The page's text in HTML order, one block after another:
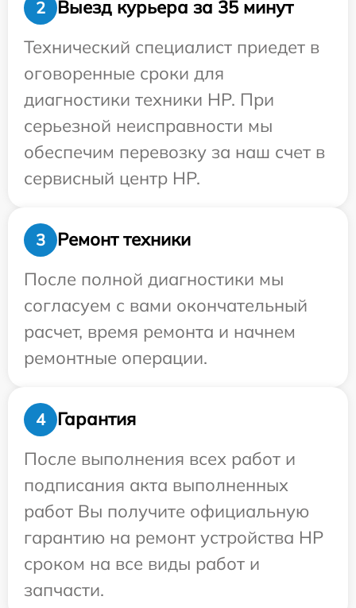
2
Выезд курьера за 35 минут
Технический специалист приедет в
оговоренные сроки для
диагностики техники HP. При
серьезной неисправности мы
обеспечим перевозку за наш счет в
сервисный центр HP.
3
Ремонт техники
После полной диагностики мы
согласуем с вами окончательный
расчет, время ремонта и начнем
ремонтные операции.
4
Гарантия
После выполнения всех работ и
подписания акта выполненных
работ Вы получите официальную
гарантию на ремонт устройства HP
сроком на все виды работ и
запчасти.